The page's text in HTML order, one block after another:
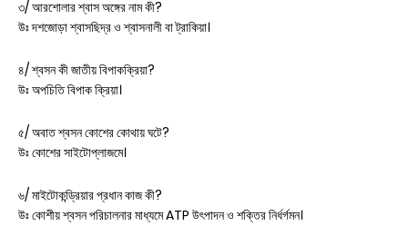
৩/ আরশোলার শ্বাস অঙ্গের নাম কী?
উঃ দশজোড়া শ্বাসছিদ্র ও শ্বাসনালী বা ট্রাকিয়া।
৪/ শ্বসন কী জাতীয় বিপাকক্রিয়া?
উঃ অপচিতি বিপাক ক্রিয়া।
৫/ অবাত শ্বসন কোশের কোথায় ঘটে?
উঃ কোশের সাইটোপ্লাজমে।
৬/ মাইটোকন্ড্রিয়ার প্রধান কাজ কী?
উঃ কোশীয় শ্বসন পরিচালনার মাধ্যমে ATP উৎপাদন ও শক্তির নির্ধর্গমন।